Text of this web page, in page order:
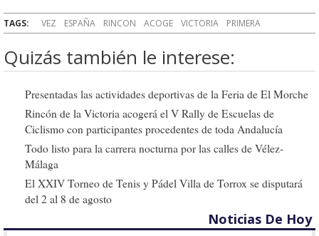
TAGS: VEZ ESPAÑA RINCON ACOGE VICTORIA PRIMERA
Quizás también le interese:
Presentadas las actividades deportivas de la Feria de El Morche
Rincón de la Victoria acogerá el V Rally de Escuelas de
Ciclismo con participantes procedentes de toda Andalucía
Todo listo para la carrera nocturna por las calles de Vélez-
Málaga
El XXIV Torneo de Tenis y Pádel Villa de Torrox se disputará
del 2 al 8 de agosto
Noticias De Hoy